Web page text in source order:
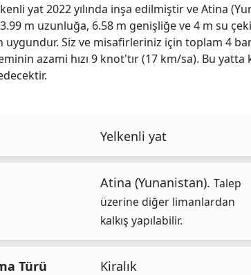
yat 2022 yılında inşa edilmiştir ve Atina
m uzunluğa, 6.58 m genişliğe ve 4 m su
uygundur. Siz ve misafirleriniz için toplam 4
azami hızı 9 knot'tır (17 km/sa). Bu
Yelkenli yat
Atina (Yunanistan). Talep
üzerine diğer limanlardan
kalkış yapılabilir.
Türü Kiralık